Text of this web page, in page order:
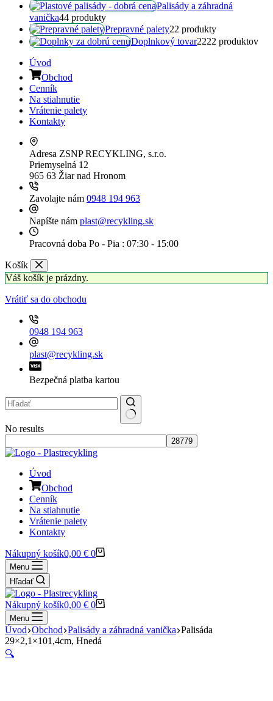
Palisády a záhradná
vanička44 produkty
Prepravné palety22 produkty
Doplnkový tovar2222 produktov
Úvod
Obchod
Cenník
Na stiahnutie
Vrátenie palety
Kontakty
Adresa ZSNP RECYKLING, s.r.o.
Priemyselná 12
965 63 Žiar nad Hronom
Zavolajte nám 0948 194 963
Napíšte nám plast@recykling.sk
Pracovná doba Po - Pia : 07:30 - 15:00
Košík
Váš košík je prázdny.
Vrátiť sa do obchodu
0948 194 963
plast@recykling.sk
Bezpečná platba kartou
No results
Úvod
Obchod
Cenník
Na stiahnutie
Vrátenie palety
Kontakty
Nákupný košík0,00 € 0
Menu
Hľadať
Nákupný košík0,00 € 0
Menu
Úvod Obchod Palisády a záhradná vanička Palisáda
29×2,1×101,4cm, Hnedá
🔍